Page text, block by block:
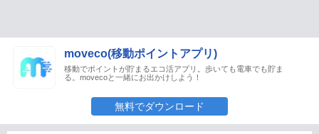
moveco(移動ポイントアプリ)
移動でポイントが貯まるエコ活アプリ。歩いても電車でも貯ま
る。movecoと一緒にお出かけしよう！
無料でダウンロード